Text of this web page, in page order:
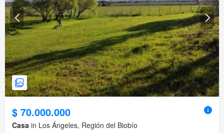
$ 70.000.000
Casa in Los Ángeles, Región del Biobío